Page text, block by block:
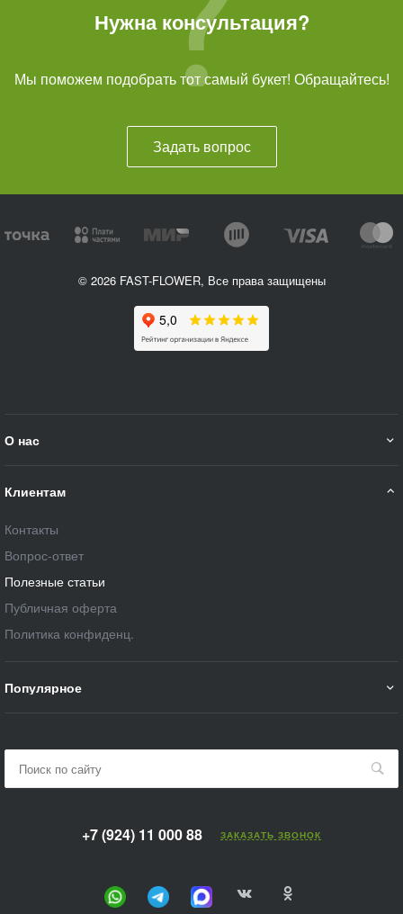
Нужна консультация?
Мы поможем подобрать тот самый букет! Обращайтесь!
Задать вопрос
© 2026 FAST-FLOWER, Все права защищены
О нас
Клиентам
Контакты
Вопрос-ответ
Полезные статьи
Публичная оферта
Политика конфиденц.
Популярное
+7 (924) 11 000 88 ЗАКАЗАТЬ ЗВОНОК